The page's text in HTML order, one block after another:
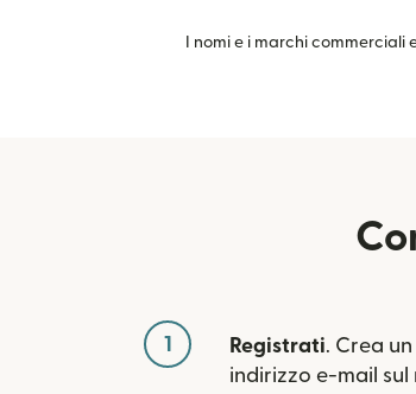
I nomi e i marchi
1 Registrati. Crea
indirizzo e-mail sul